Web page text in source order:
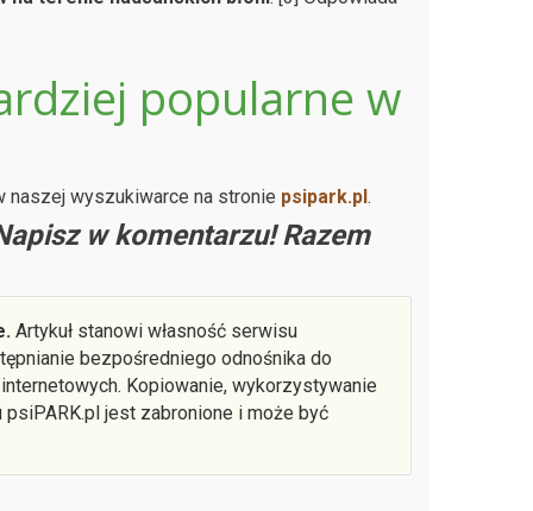
popularne w
wyszukiwarce na stronie psipark.pl.
w komentarzu! Razem
Artykuł stanowi własność serwisu
bezpośredniego odnośnika do
Kopiowanie, wykorzystywanie
jest zabronione i może być